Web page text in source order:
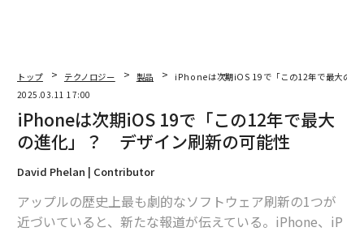
メンバーシップに登録する
関連記事
iPhoneは次期iOS 19で「この12年で最大の進化」？ デザイン刷新の可能
性
トップ テクノロジー 製品
iPhoneは次期iOS 19で「この12年で最大の
2025.03.11 17:00
iPhoneは次期iOS 19で「この12年で最大
の進化」？ デザイン刷新の可能性
David Phelan | Contributor
アップルの歴史上最も劇的なソフトウェア刷新の1つが
近づいていると、新たな報道が伝えている。iPhone、iP